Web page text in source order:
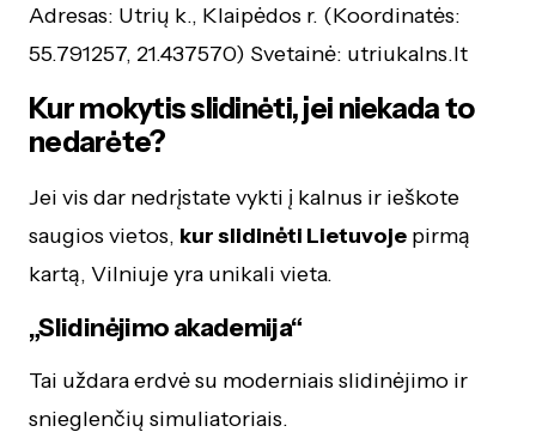
Adresas: Utrių k., Klaipėdos r. (Koordinatės:
55.791257, 21.437570) Svetainė: utriukalns.lt
Kur mokytis slidinėti, jei niekada to
nedarėte?
Jei vis dar nedrįstate vykti į kalnus ir ieškote
saugios vietos, kur slidinėti Lietuvoje pirmą
kartą, Vilniuje yra unikali vieta.
„Slidinėjimo akademija“
Tai uždara erdvė su moderniais slidinėjimo ir
snieglenčių simuliatoriais.